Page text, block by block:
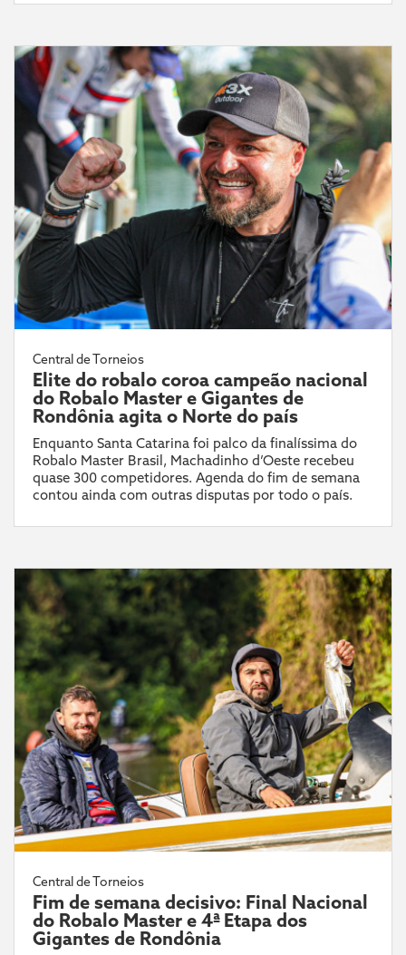
Central de Torneios
Elite do robalo coroa campeão nacional
do Robalo Master e Gigantes de
Rondônia agita o Norte do país
Enquanto Santa Catarina foi palco da finalíssima do
Robalo Master Brasil, Machadinho d’Oeste recebeu
quase 300 competidores. Agenda do fim de semana
contou ainda com outras disputas por todo o país.
Central de Torneios
Fim de semana decisivo: Final Nacional
do Robalo Master e 4ª Etapa dos
Gigantes de Rondônia